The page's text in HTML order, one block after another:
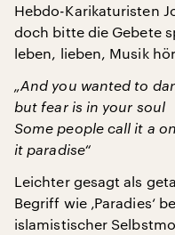
Hebdo-Karikaturisten
doch bitte die Gebete
leben, lieben, Musik
„And you wanted to
but fear is in your soul
Some people call it a
it paradise“
Leichter gesagt als
Begriff wie ‚Paradies‘
islamistischer